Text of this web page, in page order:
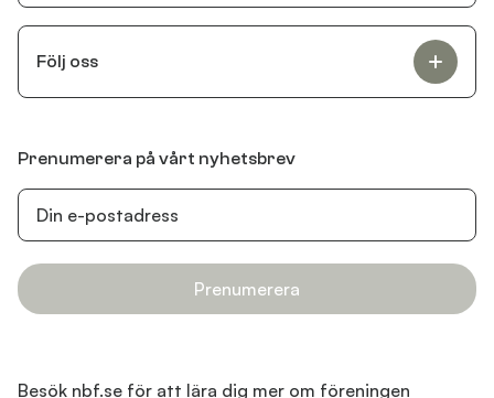
Prenumerera på vårt nyhetsbrev
Prenumerera
Följ oss
Besök nbf.se för att lära dig mer om föreningen